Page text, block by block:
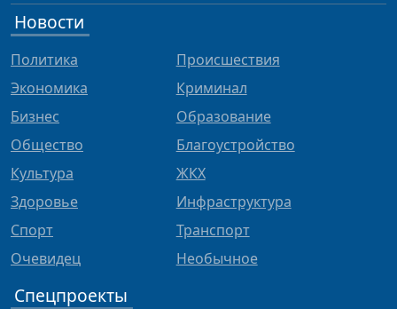
Новости
Политика
Экономика
Бизнес
Общество
Культура
Здоровье
Спорт
Очевидец
Происшествия
Криминал
Образование
Благоустройство
ЖКХ
Инфраструктура
Транспорт
Необычное
Спецпроекты